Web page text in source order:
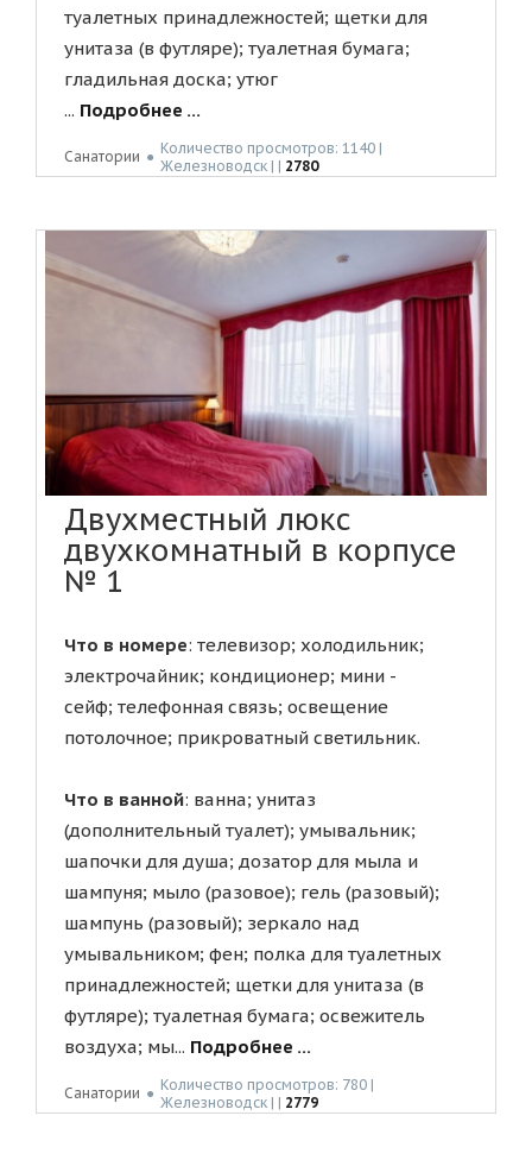
туалетных принадлежностей; щетки для
унитаза (в футляре); туалетная бумага;
гладильная доска; утюг
... Подробнее ...
Санатории ● Количество просмотров: 1140 |
Жeлeзнoвoдск | | 2780
Двухместный люкс
двухкомнатный в корпусе
№ 1
Что в номере: телевизор; холодильник;
электрочайник; кондиционер; мини -
сейф; телефонная связь; освещение
потолочное; прикроватный светильник.
Что в ванной: ванна; унитаз
(дополнительный туалет); умывальник;
шапочки для душа; дозатор для мыла и
шампуня; мыло (разовое); гель (разовый);
шампунь (разовый); зеркало над
умывальником; фен; полка для туалетных
принадлежностей; щетки для унитаза (в
футляре); туалетная бумага; освежитель
воздуха; мы... Подробнее ...
Санатории ● Количество просмотров: 780 |
Жeлeзнoвoдск | | 2779